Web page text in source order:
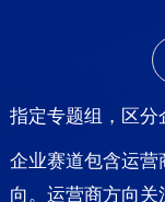
指定专题组，区分
企业赛道包含运
向。运营商方向